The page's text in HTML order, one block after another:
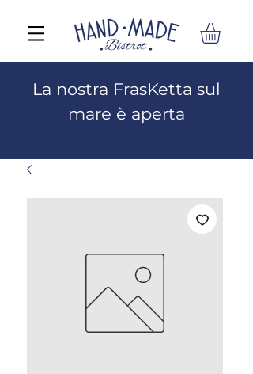
La nostra FrasKetta sul
mare è aperta